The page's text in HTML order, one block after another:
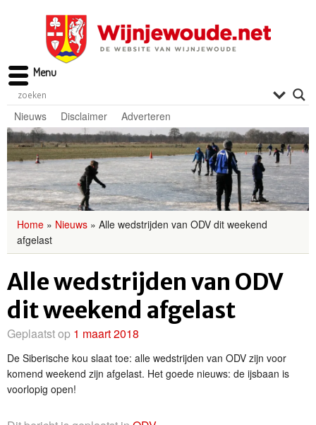
Nieuws Disclaimer Adverteren
Home » Nieuws » Alle wedstrijden van ODV dit weekend
afgelast
Alle wedstrijden van ODV
dit weekend afgelast
Geplaatst op 1 maart 2018
De Siberische kou slaat toe: alle wedstrijden van ODV zijn voor
komend weekend zijn afgelast. Het goede nieuws: de ijsbaan is
voorlopig open!
Menu